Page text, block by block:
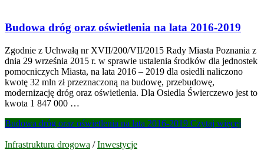
Budowa dróg oraz oświetlenia na lata 2016-2019
Zgodnie z Uchwałą nr XVII/200/VII/2015 Rady Miasta Poznania z
dnia 29 września 2015 r. w sprawie ustalenia środków dla jednostek
pomocniczych Miasta, na lata 2016 – 2019 dla osiedli naliczono
kwotę 32 mln zł przeznaczoną na budowę, przebudowę,
modernizację dróg oraz oświetlenia. Dla Osiedla Świerczewo jest to
kwota 1 847 000 …
Budowa dróg oraz oświetlenia na lata 2016-2019 Czytaj więcej
Infrastruktura drogowa /Inwestycje